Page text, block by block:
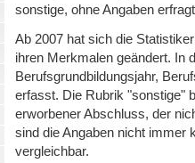
sonstige, ohne Angaben
Ab 2007 hat sich die
ihren Merkmalen geändert. In
Berufsgrundbildungsjahr,
erfasst. Die Rubrik "sonstige"
erworbener Abschluss, der
sind die Angaben nicht immer
vergleichbar.